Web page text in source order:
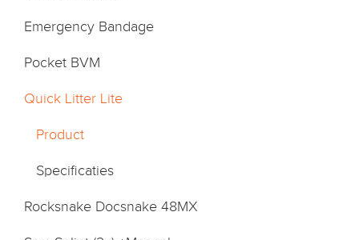
Emergency Bandage
Pocket BVM
Quick Litter Lite
Product
Specificaties
Rocksnake Docsnake 48MX